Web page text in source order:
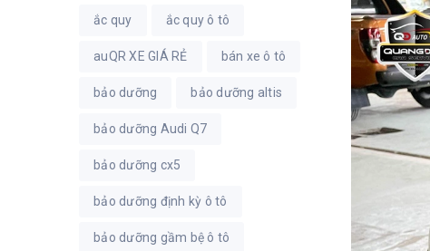
ắc quy ắc quy ô tô
auQR XE GIÁ RẺ bán xe ô tô
bảo dưỡng bảo dưỡng altis
bảo dưỡng Audi Q7
bảo dưỡng cx5
bảo dưỡng định kỳ ô tô
bảo dưỡng gầm bệ ô tô